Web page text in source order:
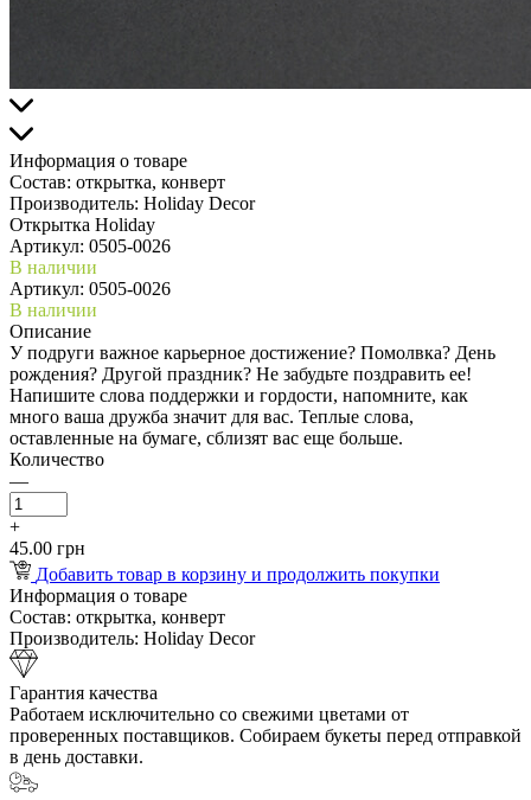
Информация о товаре
Состав: открытка, конверт
Производитель: Holiday Decor
Открытка Holiday
Артикул: 0505-0026
В наличии
Артикул: 0505-0026
В наличии
Описание
У подруги важное карьерное достижение? Помолвка? День
рождения? Другой праздник? Не забудьте поздравить ее!
Напишите слова поддержки и гордости, напомните, как
много ваша дружба значит для вас. Теплые слова,
оставленные на бумаге, сблизят вас еще больше.
Количество
—
+
45.00 грн
Добавить товар в корзину и продолжить покупки
Информация о товаре
Состав: открытка, конверт
Производитель: Holiday Decor
Гарантия качества
Работаем исключительно со свежими цветами от
проверенных поставщиков. Собираем букеты перед отправкой
в день доставки.